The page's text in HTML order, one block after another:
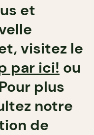
et
visitez le
par ici! ou
plus
notre
de